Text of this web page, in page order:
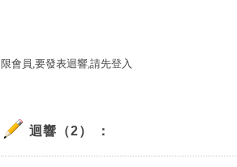
限會員,要發表迴響,請先登入
迴響（2） ：